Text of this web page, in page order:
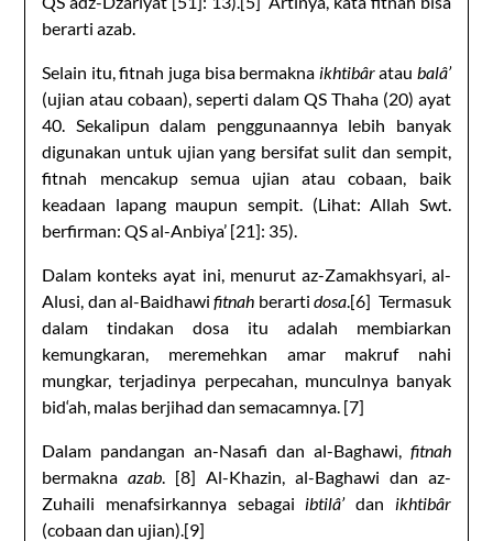
berarti azab.
Selain itu, fitnah juga bisa bermakna ikhtibâratau balâ’
(ujian atau cobaan), seperti dalam QS Thaha (20) ayat
40. Sekalipun dalam penggunaannya lebih banyak
digunakan untuk ujian yang bersifat sulit dan sempit,
fitnah mencakup semua ujian atau cobaan, baik
keadaan lapang maupun sempit. (Lihat: Allah Swt.
berfirman: QS al-Anbiya’ [21]: 35).
Dalam konteks ayat ini, menurut az-Zamakhsyari, al-
Alusi, dan al-Baidhawifitnah berarti dosa.[6] Termasuk
dalam tindakan dosa itu adalah membiarkan
kemungkaran, meremehkan amar makruf nahi
mungkar, terjadinya perpecahan, munculnya banyak
bid‘ah, malas berjihad dan semacamnya. [7]
Dalam pandangan an-Nasafi dan al-Baghawi, fitnah
bermaknaazab. [8] Al-Khazin, al-Baghawi dan az-
Zuhaili menafsirkannya sebagai ibtilâ’dan ikhtibâr
(cobaan dan ujian).[9]